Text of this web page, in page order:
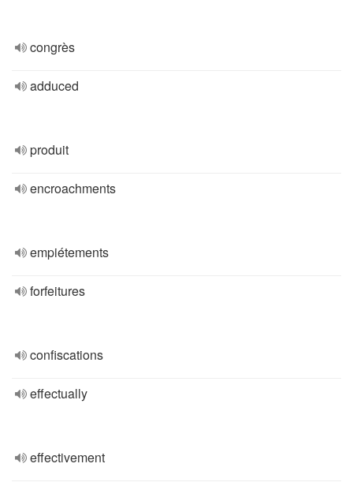
congrès
adduced
produit
encroachments
empiétements
forfeitures
confiscations
effectually
effectivement